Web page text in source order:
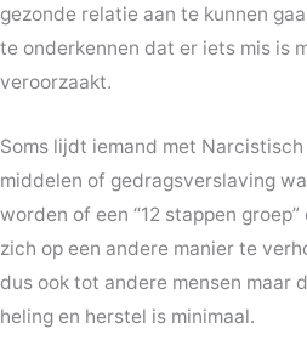
gezonde relatie aan te kunnen
te onderkennen dat er iets mis is
veroorzaakt.
Soms lijdt iemand met
middelen of gedragsverslaving
worden of een “12 stappen
zich op een andere manier te
dus ook tot andere mensen maar
heling en herstel is minimaal.